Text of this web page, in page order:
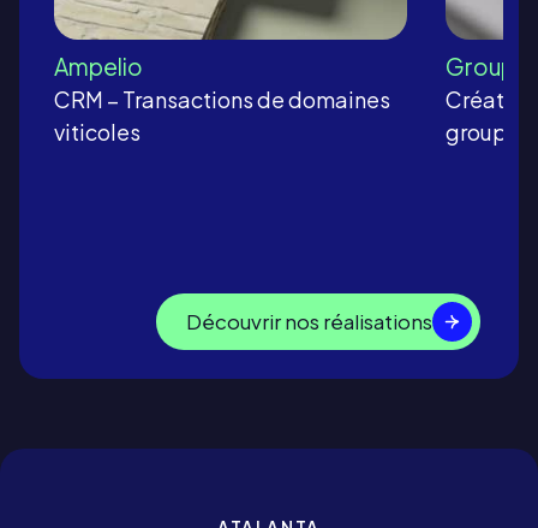
Ampelio
CRM – Transactions de domaines
viticoles
Groupe
Création
groupe
Découvrir nos réalisations